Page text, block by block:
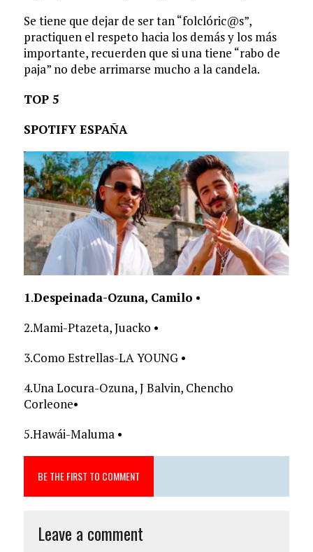
Se tiene que dejar de ser tan “folclóric@s”,
practiquen el respeto hacia los demás y los más
importante, recuerden que si una tiene “rabo de
paja” no debe arrimarse mucho a la candela.
TOP 5
SPOTIFY ESPAÑA
1.Despeinada-Ozuna, Camilo •
2.Mami-Ptazeta, Juacko •
3.Como Estrellas-LA YOUNG •
4.Una Locura-Ozuna, J Balvin, Chencho
Corleone•
5.Hawái-Maluma •
BE THE FIRST TO COMMENT
Leave a comment